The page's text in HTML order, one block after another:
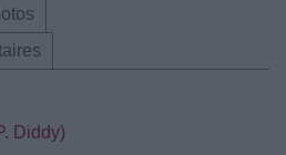
Diddy)